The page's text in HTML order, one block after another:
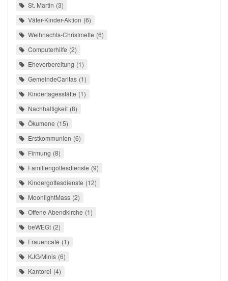
St. Martin 3
Väter-Kinder-Aktion 6
Weihnachts-Christmette 6
Computerhilfe 2
Ehevorbereitung 1
GemeindeCaritas 1
Kindertagesstätte 1
Nachhaltigkeit 8
Ökumene 15
Erstkommunion 6
Firmung 8
Familiengottesdienste 9
Kindergottesdienste 12
MoonlightMass 2
Offene Abendkirche 1
beWEGt 2
Frauencafé 1
KJG/Minis 6
Kantorei 4